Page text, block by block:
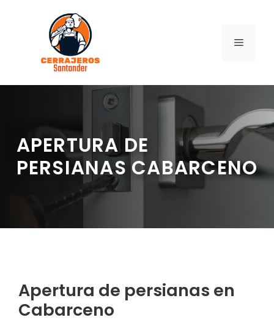
contenido
MENÚ
APERTURA DE
PERSIANAS CABARCENO
Apertura de persianas en
Cabarceno